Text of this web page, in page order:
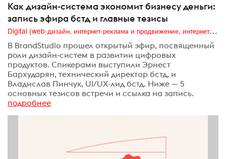
Как дизайн-система экономит бизнесу деньги:
запись эфира бстд и главные тезисы
Digital (web-дизайн, интернет-реклама и продвижение, интернет-сообщества и блоги, интернет-коммуникации, мобильный маркетинг, реклама на цифровых экранах)
В BrandStudio прошел открытый эфир, посвященный
роли дизайн-систем в развитии цифровых
продуктов. Спикерами выступили Эрнест
Бархударян, технический директор бстд, и
Владислав Пинчук, UI/UX-лид бстд. Ниже — 5
основных тезисов встречи и ссылка на запись.
подробнее